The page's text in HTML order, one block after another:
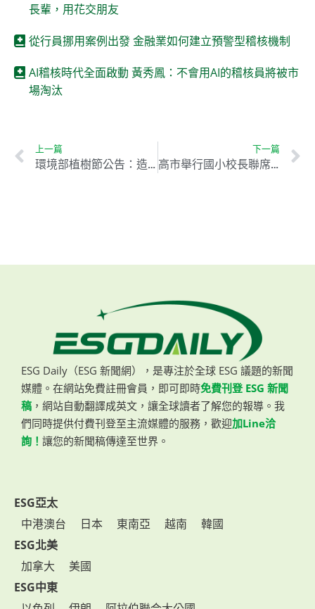
長輩，用花交朋友
從行員挪用案例出發 金融業如何建立預警型稽核機制
AI稽核時代全面啟動 黃秀鳳：不會用AI的稽核員將被市
場淘汰
上一篇
環境部植樹節公告：造林增碳匯助淨零，但不等於碳權
下一篇
高市舉行國小校長聯席會議 聚焦淨零碳排與永續發展
ESG Daily（ESG 新聞網），是專注於全球 ESG 議題的新聞
媒體。在網站免費註冊會員，即可即時免費刊登 ESG 新聞
稿 ，網站自動翻譯成英文，讓全球讀者了解您的報導。我
們同時提供付費刊登至主流媒體的服務，歡迎加Line洽
詢！ 讓您的新聞稿傳達至世界。
ESG亞太
中港澳台
日本 東南亞 越南
韓國
ESG北美
加拿大
美國
ESG中東